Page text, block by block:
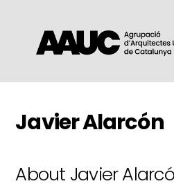
content
Javier Alarcón
About Javier